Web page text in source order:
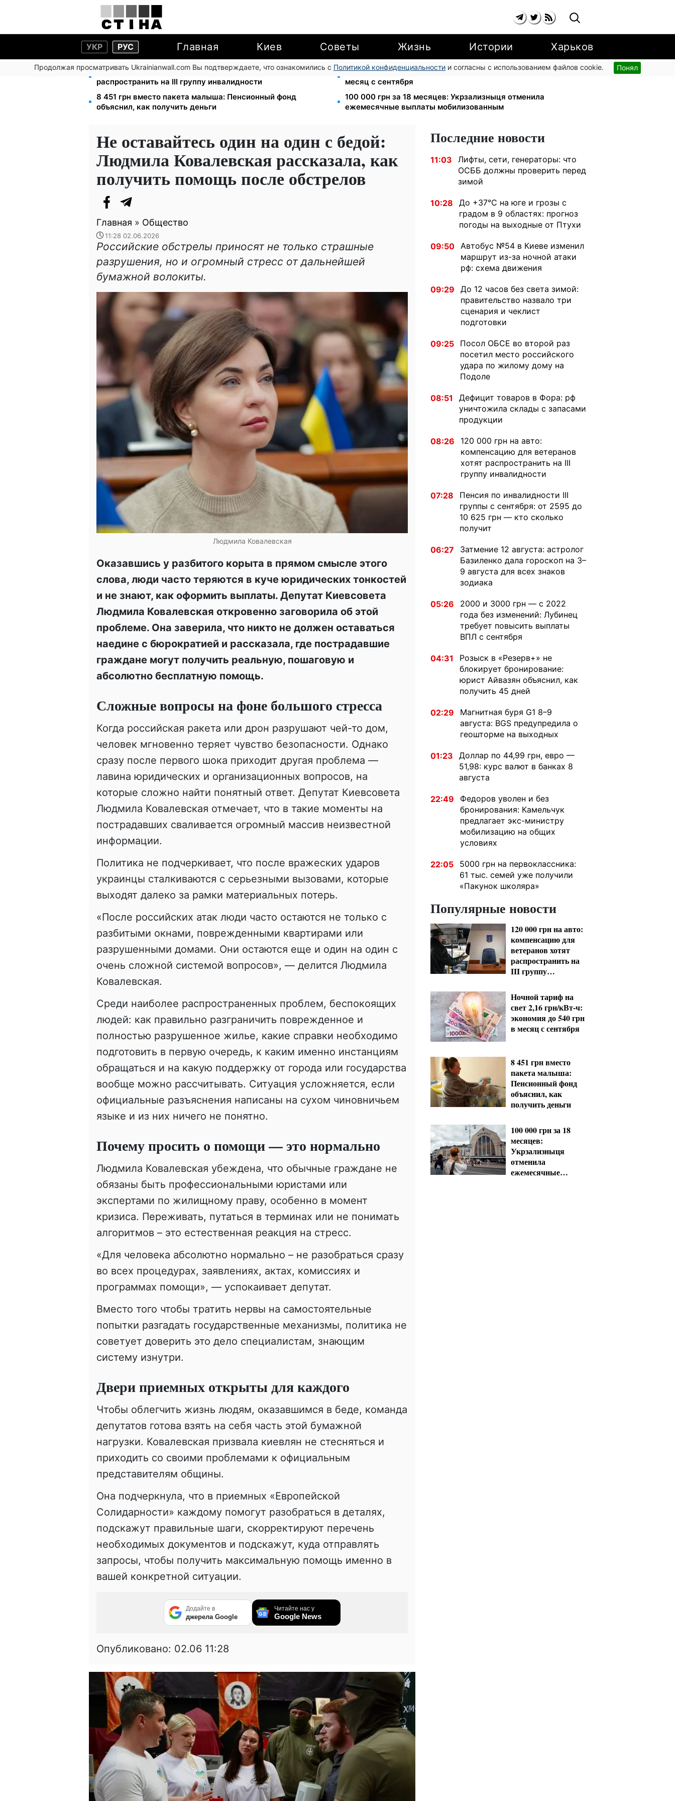
УКР РУС Главная Киев Советы Жизнь Истории Харьков
Продолжая просматривать Ukrainianwall.com Вы подтверждаете, что ознакомились с Политикой конфиденциальности и согласны с использованием файлов cookie. Понял
120 000 грн на авто: компенсацию для ветеранов хотят
распространить на III группу инвалидности
Ночной тариф на свет 2,16 грн/кВт-ч: экономия до 540 грн в
месяц с сентября
8 451 грн вместо пакета малыша: Пенсионный фонд
объяснил, как получить деньги
100 000 грн за 18 месяцев: Укрзализныця отменила
ежемесячные выплаты мобилизованным
Не оставайтесь один на один с бедой:
Людмила Ковалевская рассказала, как
получить помощь после обстрелов
Главная » Общество
11:28 02.06.2026
Российские обстрелы приносят не только страшные
разрушения, но и огромный стресс от дальнейшей
бумажной волокиты.
Людмила Ковалевская
Оказавшись у разбитого корыта в прямом смысле этого
слова, люди часто теряются в куче юридических тонкостей
и не знают, как оформить выплаты. Депутат Киевсовета
Людмила Ковалевская откровенно заговорила об этой
проблеме. Она заверила, что никто не должен оставаться
наедине с бюрократией и рассказала, где пострадавшие
граждане могут получить реальную, пошаговую и
абсолютно бесплатную помощь.
Сложные вопросы на фоне большого стресса
Когда российская ракета или дрон разрушают чей-то дом,
человек мгновенно теряет чувство безопасности. Однако
сразу после первого шока приходит другая проблема —
лавина юридических и организационных вопросов, на
которые сложно найти понятный ответ. Депутат Киевсовета
Людмила Ковалевская отмечает, что в такие моменты на
пострадавших сваливается огромный массив неизвестной
информации.
Политика не подчеркивает, что после вражеских ударов
украинцы сталкиваются с серьезными вызовами, которые
выходят далеко за рамки материальных потерь.
«После российских атак люди часто остаются не только с
разбитыми окнами, поврежденными квартирами или
разрушенными домами. Они остаются еще и один на один с
очень сложной системой вопросов», — делится Людмила
Ковалевская.
Среди наиболее распространенных проблем, беспокоящих
людей: как правильно разграничить поврежденное и
полностью разрушенное жилье, какие справки необходимо
подготовить в первую очередь, к каким именно инстанциям
обращаться и на какую поддержку от города или государства
вообще можно рассчитывать. Ситуация усложняется, если
официальные разъяснения написаны на сухом чиновничьем
языке и из них ничего не понятно.
Почему просить о помощи — это нормально
Людмила Ковалевская убеждена, что обычные граждане не
обязаны быть профессиональными юристами или
экспертами по жилищному праву, особенно в момент
кризиса. Переживать, путаться в терминах или не понимать
алгоритмов – это естественная реакция на стресс.
«Для человека абсолютно нормально – не разобраться сразу
во всех процедурах, заявлениях, актах, комиссиях и
программах помощи», — успокаивает депутат.
Вместо того чтобы тратить нервы на самостоятельные
попытки разгадать государственные механизмы, политика не
советует доверить это дело специалистам, знающим
систему изнутри.
Двери приемных открыты для каждого
Чтобы облегчить жизнь людям, оказавшимся в беде, команда
депутатов готова взять на себя часть этой бумажной
нагрузки. Ковалевская призвала киевлян не стесняться и
приходить со своими проблемами к официальным
представителям общины.
Она подчеркнула, что в приемных «Европейской
Солидарности» каждому помогут разобраться в деталях,
подскажут правильные шаги, скорректируют перечень
необходимых документов и подскажут, куда отправлять
запросы, чтобы получить максимальную помощь именно в
вашей конкретной ситуации.
Додайте в
джерела Google
Читайте нас у
Google News
Опубликовано: 02.06 11:28
Последние новости
11:03
Лифты, сети, генераторы: что
ОСББ должны проверить перед
зимой
10:28
До +37°C на юге и грозы с
градом в 9 областях: прогноз
погоды на выходные от Птухи
09:50 Автобус №54 в Киеве изменил
маршрут из-за ночной атаки
рф: схема движения
09:29
До 12 часов без света зимой:
правительство назвало три
сценария и чеклист
подготовки
09:25
Посол ОБСЕ во второй раз
посетил место российского
удара по жилому дому на
Подоле
08:51
Дефицит товаров в Фора: рф
уничтожила склады с запасами
продукции
08:26
120 000 грн на авто:
компенсацию для ветеранов
хотят распространить на III
группу инвалидности
07:28
Пенсия по инвалидности III
группы с сентября: от 2595 до
10 625 грн — кто сколько
получит
06:27
Затмение 12 августа: астролог
Базиленко дала гороскоп на 3–
9 августа для всех знаков
зодиака
05:26
2000 и 3000 грн — с 2022
года без изменений: Лубинец
требует повысить выплаты
ВПЛ с сентября
04:31
Розыск в «Резерв+» не
блокирует бронирование:
юрист Айвазян объяснил, как
получить 45 дней
02:29
Магнитная буря G1 8–9
августа: BGS предупредила о
геошторме на выходных
01:23
Доллар по 44,99 грн, евро —
51,98: курс валют в банках 8
августа
22:49
Федоров уволен и без
бронирования: Камельчук
предлагает экс-министру
мобилизацию на общих
условиях
22:05
5000 грн на первоклассника:
61 тыс. семей уже получили
«Пакунок школяра»
Популярные новости
120 000 грн на авто:
компенсацию для
ветеранов хотят
распространить на
III группу
Ночной тариф на
свет 2,16 грн/кВт-ч:
экономия до 540 грн
в месяц с сентября
8 451 грн вместо
пакета малыша:
Пенсионный фонд
объяснил, как
получить деньги
100 000 грн за 18
месяцев:
Укрзализныця
отменила
ежемесячные